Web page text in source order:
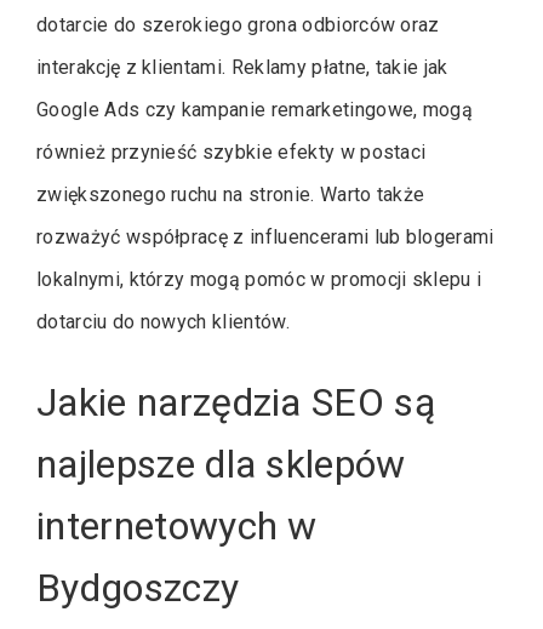
dotarcie do szerokiego grona odbiorców oraz
interakcję z klientami. Reklamy płatne, takie jak
Google Ads czy kampanie remarketingowe, mogą
również przynieść szybkie efekty w postaci
zwiększonego ruchu na stronie. Warto także
rozważyć współpracę z influencerami lub blogerami
lokalnymi, którzy mogą pomóc w promocji sklepu i
dotarciu do nowych klientów.
Jakie narzędzia SEO są
najlepsze dla sklepów
internetowych w
Bydgoszczy